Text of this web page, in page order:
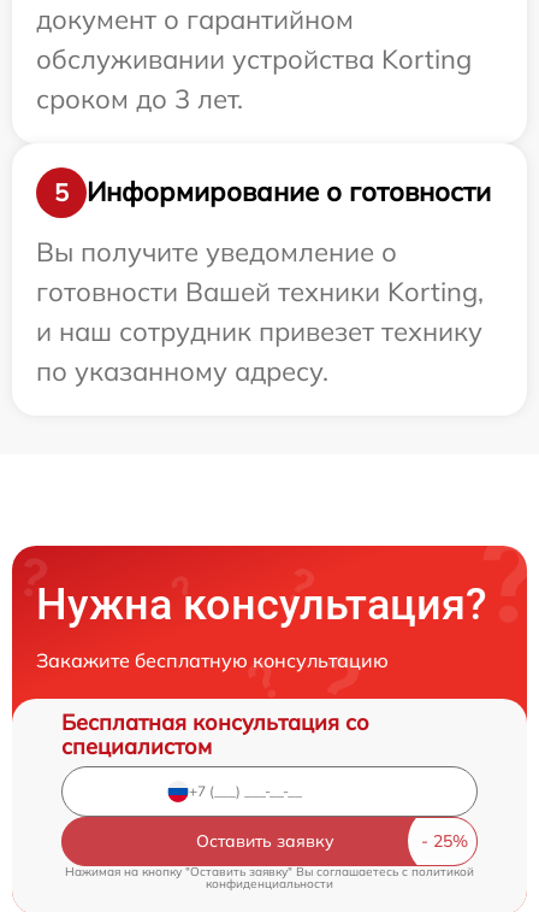
документ о гарантийном
обслуживании устройства Korting
сроком до 3 лет.
5
Информирование о готовности
Вы получите уведомление о
готовности Вашей техники Korting,
и наш сотрудник привезет технику
по указанному адресу.
Нужна консультация?
Закажите бесплатную консультацию
Бесплатная консультация со
специалистом
Оставить заявку
Нажимая на кнопку "Оставить заявку" Вы соглашаетесь cполитикой
конфиденциальности